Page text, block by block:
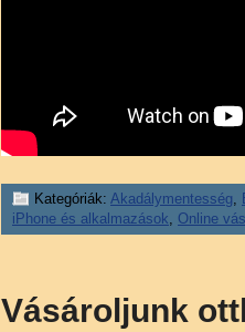
Kategóriák: Akadálymentesség,
iPhone és alkalmazások, Online
Vásároljunk